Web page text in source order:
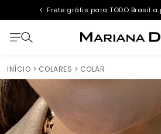
Frete grátis para TODO Brasil a
INÍCIO > COLARES > COLAR